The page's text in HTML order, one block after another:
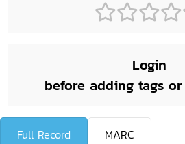
Login
before adding tags
Full Record MARC